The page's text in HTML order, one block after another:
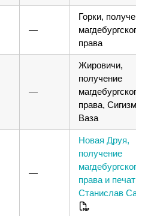
—
Горки, получение
магдебургского
права
—
Жировичи,
получение
магдебургского
права, Сигизмунд
Ваза
—
Новая Друя,
получение
магдебургского
права и печати,
Станислав Сапега